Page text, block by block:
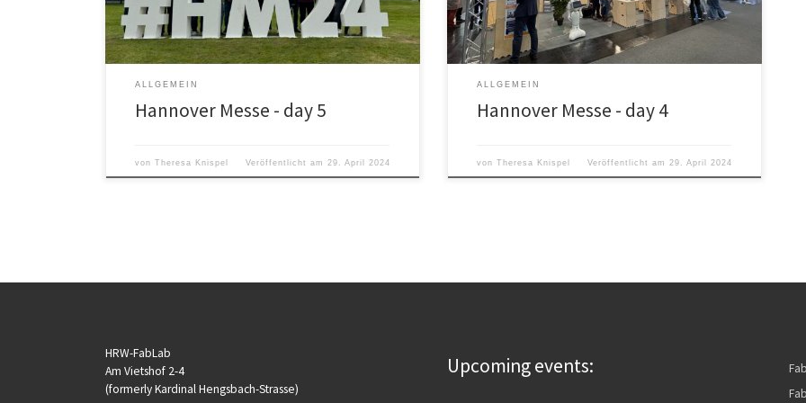
Probleme zu […]
ALLGEMEIN
Hannover Messe - day 5
vonTheresa Knispel Veröffentlicht am 29. April 2024
selbstgebauten Holzmöbeln, […]
ALLGEMEIN
Hannover Messe - day 4
vonTheresa Knispel Veröffentlicht am 29. April 2024
HRW-FabLab
Am Vietshof 2-4
(formerly Kardinal Hengsbach-Strasse)
Upcoming events: